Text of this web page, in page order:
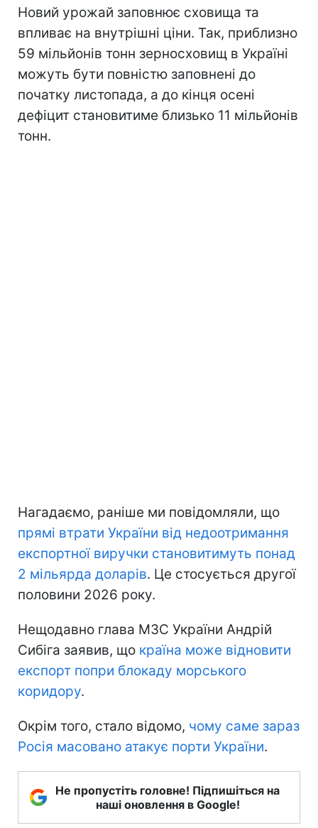
Новий урожай заповнює сховища та
впливає на внутрішні ціни. Так, приблизно
59 мільйонів тонн зерносховищ в Україні
можуть бути повністю заповнені до
початку листопада, а до кінця осені
дефіцит становитиме близько 11 мільйонів
тонн.
Нагадаємо, раніше ми повідомляли, що
прямі втрати України від недоотримання
експортної виручки становитимуть понад
2 мільярда доларів. Це стосується другої
половини 2026 року.
Нещодавно глава МЗС України Андрій
Сибіга заявив, що країна може відновити
експорт попри блокаду морського
коридору.
Окрім того, стало відомо, чому саме зараз
Росія масовано атакує порти України.
Не пропустіть головне! Підпишіться на
наші оновлення в Google!